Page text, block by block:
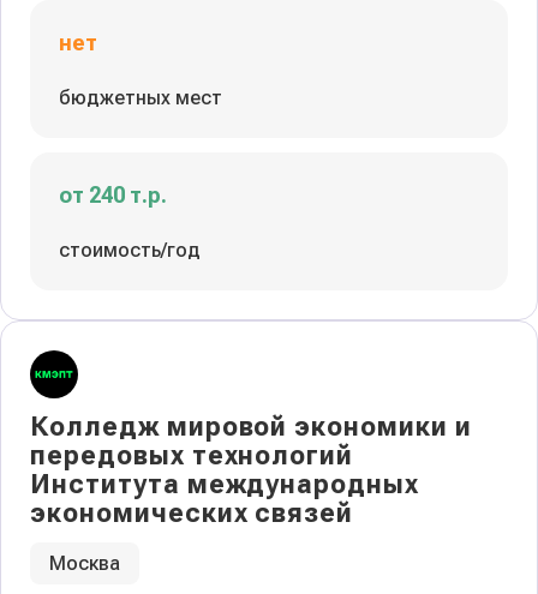
нет
бюджетных мест
от 240 т.р.
стоимость/год
Колледж мировой экономики и
передовых технологий
Института международных
экономических связей
Москва